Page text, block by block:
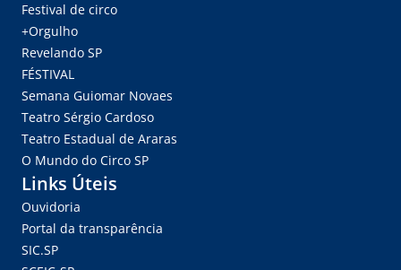
Festival de circo
+Orgulho
Revelando SP
FÉSTIVAL
Semana Guiomar Novaes
Teatro Sérgio Cardoso
Teatro Estadual de Araras
O Mundo do Circo SP
Links Úteis
Ouvidoria
Portal da transparência
SIC.SP